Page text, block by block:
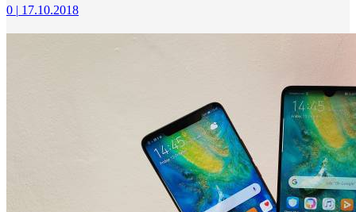
0 | 17.10.2018